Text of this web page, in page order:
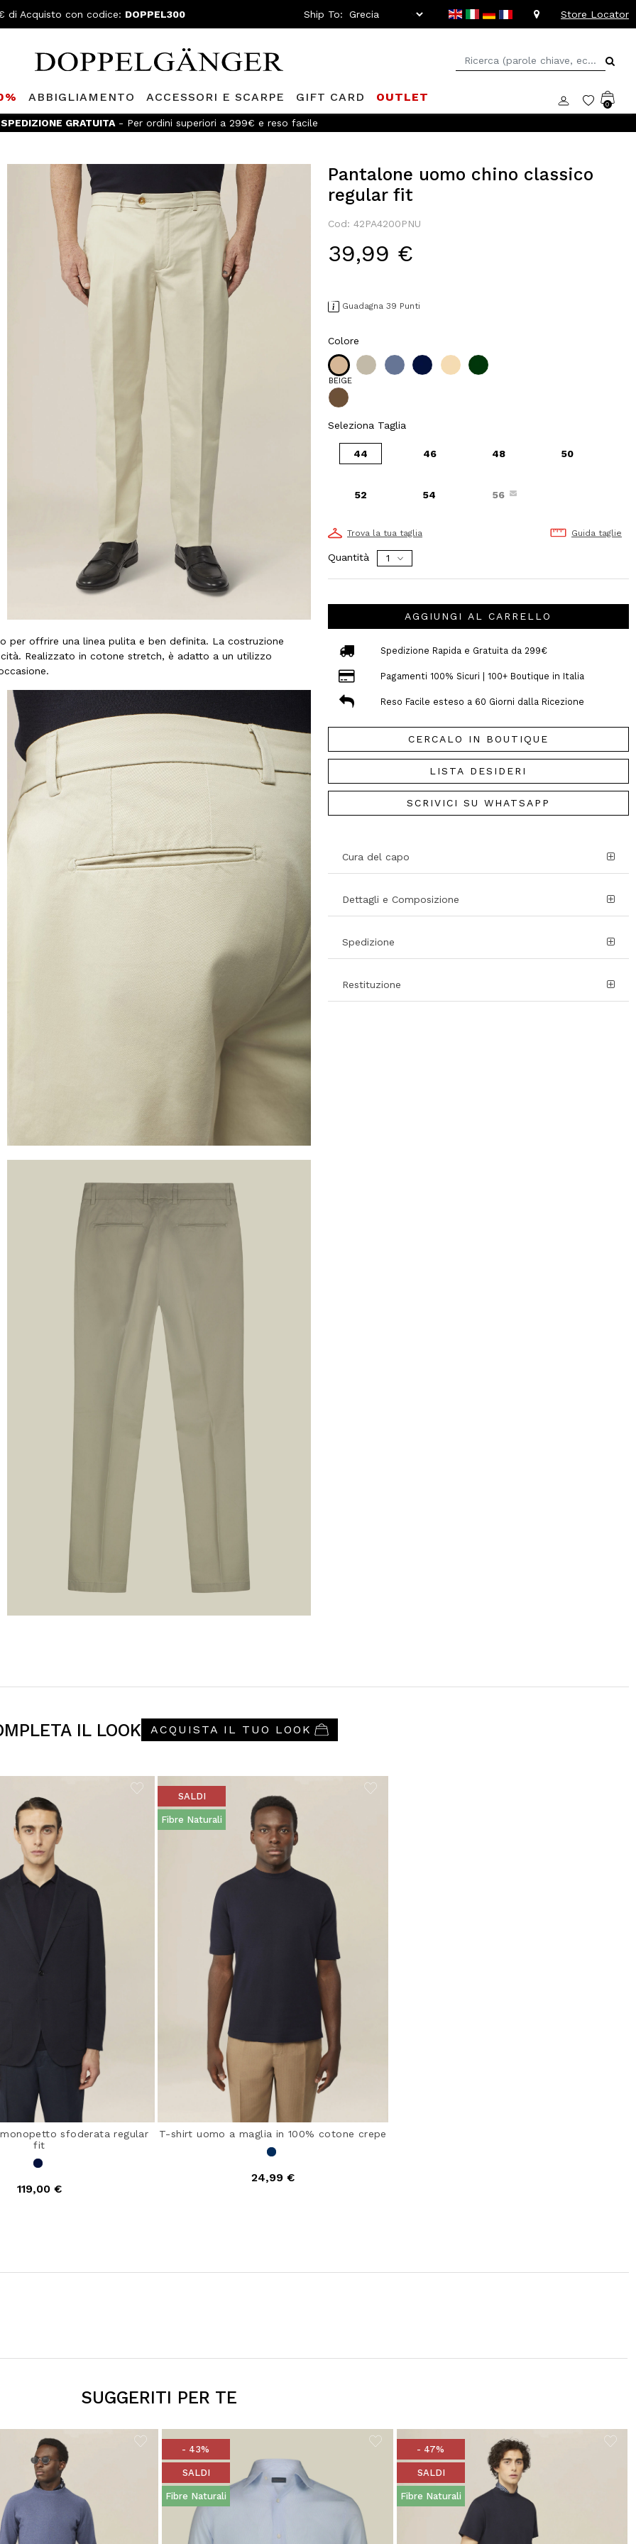
di Acquisto con codice: DOPPEL300 Ship To: Store Locator
ABBIGLIAMENTO ACCESSORI E SCARPE GIFT CARD OUTLET
0
SPEDIZIONE GRATUITA- Per ordini superiori a 299€ e reso facile
per offrire una linea pulita e ben definita. La costruzione
Realizzato in cotone stretch, è adatto a un utilizzo
Pantalone uomo chino classico
regular fit
Cod: 42PA4200PNU
39,99 €
Guadagna 39 Punti
Colore
BEIGE
Seleziona Taglia
44 46 48 50
52 54 56
Trova la tua taglia Guida taglie
Quantità
AGGIUNGI AL CARRELLO
Spedizione Rapida e Gratuita da 299€
Pagamenti 100% Sicuri | 100+ Boutique in Italia
Reso Facile esteso a 60 Giorni dalla Ricezione
CERCALO IN BOUTIQUE
LISTA DESIDERI
SCRIVICI SU WHATSAPP
Cura del capo
Dettagli e Composizione
Spedizione
Restituzione
IL LOOK ACQUISTA IL TUO LOOK
sfoderata regular
fit
119,00 €
SALDI
Fibre Naturali
T-shirt uomo a maglia in 100% cotone crepe
24,99 €
SUGGERITI PER TE
- 43%
SALDI
Fibre Naturali
- 47%
SALDI
Fibre Naturali